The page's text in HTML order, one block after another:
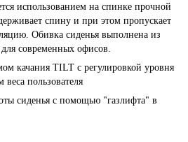
использованием на спинке прочной
спину и при этом пропускает
Обивка сиденья выполнена из
современных офисов.
качания TILT с регулировкой уровня
веса пользователя
сиденья с помощью "газлифта" в